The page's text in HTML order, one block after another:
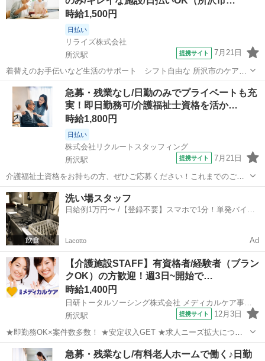
時給1,500円
日払い
リライズ株式会社
所沢駅
提携サイト 7月21日
着替えのお手伝いなど生活のサポート シフト自由な 所沢市のケアハ
ウス TK …施設紹介… 明るい光が差し込む綺麗な施設(^^ 地域のシニ
アの快適な毎日をサポートしています。 …仕事内容… ・日常生活のサ
ポート（食事・...
埼玉 所沢市 所沢駅 介護
急募・残業なし/日勤のみでプライベートも充
実！即日勤務可/介護福祉士資格を活か…
時給1,800円
日払い
株式会社リクルートスタッフィング
所沢駅
提携サイト 7月21日
介護福祉士資格をお持ちの方、ぜひご応募ください！これまでのご経
験や知識を活かしながら、現場で即戦力としてご活躍いただける環境
です。さらにスキルアップしたい方や、リーダーシップを発揮したい
方も大歓迎です。安心のサポート体制を整...
埼玉 所沢市 所沢駅
洗い場スタッフ
日給例1万円〜 /【登録不要】スマホで1分！単発バイト
Lacotto Ad
【介護施設STAFF】有資格者/経験者（ブラン
クOK）の方歓迎！週3日~開始で…
時給1,400円
日研トータルソーシング株式会社 メディカルケア事業部
所沢駅
提携サイト 12月3日
★即勤務OK×案件数多数！ ★安定収入GET ★求人ニーズ拡大につき
大募集！ 資格を活かしたいけど、希望の職場が見つからない ブランク
あるから、仕事復帰に不安があるなど ご希望の条件を聞かせてくださ
埼玉 所沢市 所沢駅 介護
急募・残業なし/有料老人ホームで働く♪日勤